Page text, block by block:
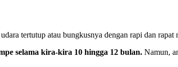
tertutup atau bungkusnya dengan rapi dan
selama kira-kira 10 hingga 12 bulan. Namun,